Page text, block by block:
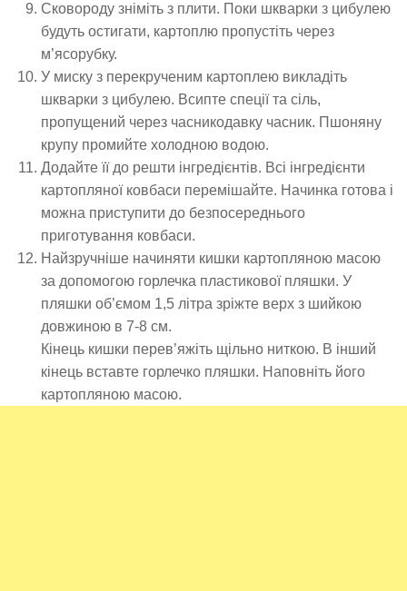
Сковороду зніміть з плити. Поки шкварки з цибулею
будуть остигати, картоплю пропустіть через
м’ясорубку.
У миску з перекрученим картоплею викладіть
шкварки з цибулею. Всипте спеції та сіль,
пропущений через часникодавку часник. Пшоняну
крупу промийте холодною водою.
Додайте її до решти інгредієнтів. Всі інгредієнти
картопляної ковбаси перемішайте. Начинка готова і
можна приступити до безпосереднього
приготування ковбаси.
Найзручніше начиняти кишки картопляною масою
за допомогою горлечка пластикової пляшки. У
пляшки об’ємом 1,5 літра зріжте верх з шийкою
довжиною в 7-8 см.
Кінець кишки перев’яжіть щільно ниткою. В інший
кінець вставте горлечко пляшки. Наповніть його
картопляною масою.